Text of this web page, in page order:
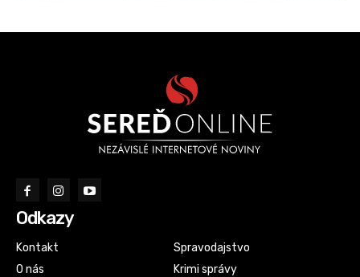
Odkazy
Kontakt
O nás
Spravodajstvo
Krimi správy